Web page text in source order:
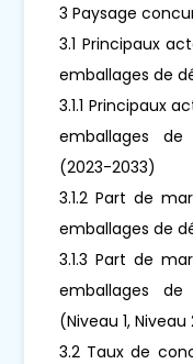
3 Paysage
3.1 Principaux
emballages de
3.1.1 Principaux
emballages
(2023-2033)
3.1.2 Part de
emballages de
3.1.3 Part de
emballages
(Niveau 1,
3.2 Taux de